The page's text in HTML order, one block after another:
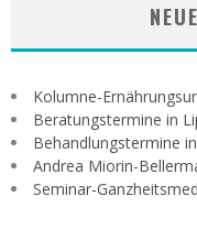
Kolumne-
Beratungstermine in
Behandlungstermine
Andrea Miorin-
Seminar-